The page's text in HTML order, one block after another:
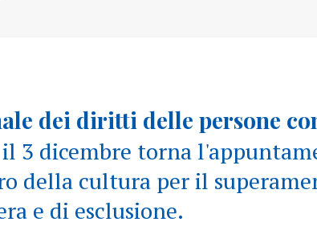
dei diritti delle persone
3 dicembre torna
della cultura per il
e di esclusione.